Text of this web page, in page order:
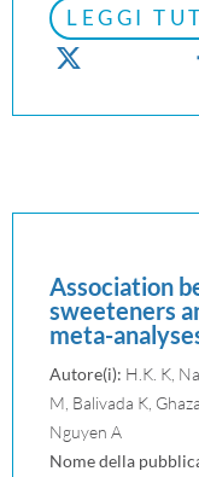
LEGGI
Association
sweeteners
meta-
Autore(i): H.K. K,
M, Balivada K,
Nguyen A
Nome della